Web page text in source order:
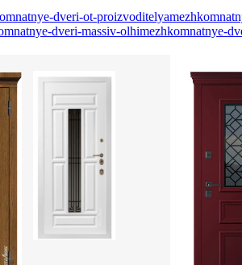
dveri-ot-proizvoditelya
dveri-massiv-olhimezhkomnatnye-